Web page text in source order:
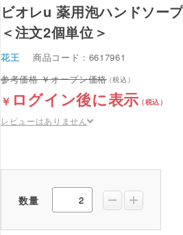
サポーター
院内消耗品
ポスター・チラシ類
アウトレット
ビオレu 薬用泡ハンドソープ マイルドシトラスの香り つめかえ用 430ml
＜注文2個単位＞
花王
商品コード：6617961
オープン価格
ログイン後に表示
レビューはありません
数量
ポスター・チラシ類
A-COMS